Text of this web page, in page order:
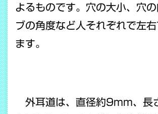
よるものです。穴の大小、穴
ブの角度など人それぞれで左
ます。
外耳道は、直径約9mm、長